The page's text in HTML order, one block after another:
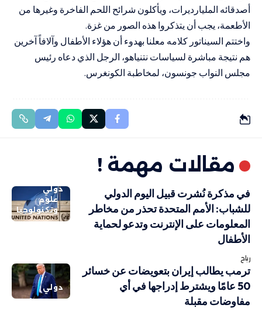
أصدقائه المليارديرات، ويأكلون شرائح اللحم الفاخرة وغيرها من
الأطعمة، يجب أن يتذكروا هذه الصور من غزة.
واختتم السيناتور كلامه معلنا بهدوء أن هؤلاء الأطفال وآلافاً آخرين
هم نتيجة مباشرة لسياسات نتنياهو، الرجل الذي دعاه رئيس
مجلس النواب جونسون، لمخاطبة الكونغرس.
مقالات مهمة !
دولي
علوم
وتكنولوجيا
في مذكرة نُشرت قبيل اليوم الدولي
للشباب: الأمم المتحدة تحذر من مخاطر
المعلومات على الإنترنت وتدعو لحماية
الأطفال
رباح
دولي
ترمب يطالب إيران بتعويضات عن خسائر
50 عامًا ويشترط إدراجها في أي
مفاوضات مقبلة